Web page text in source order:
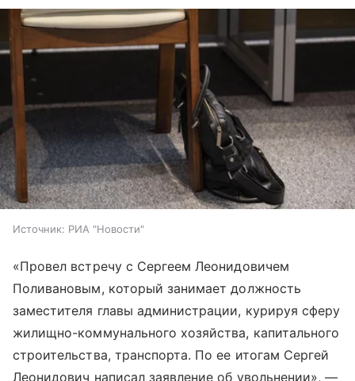
Источник: РИА "Новости"
«Провел встречу с Сергеем Леонидовичем
Поливановым, который занимает должность
заместителя главы администрации, курируя сферу
жилищно-коммунального хозяйства, капитального
строительства, транспорта. По ее итогам Сергей
Леонидович написал заявление об увольнении», —